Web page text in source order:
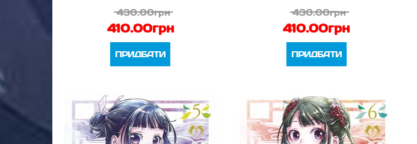
430.00грн
410.00грн
ПРИДБАТИ
430.00грн
410.00грн
ПРИДБАТИ